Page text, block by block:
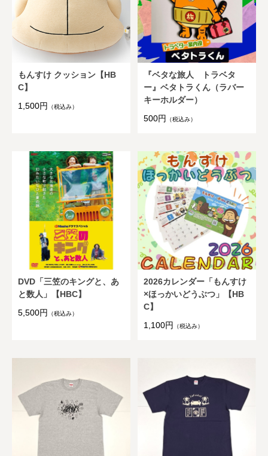
もんすけ クッション【HB
C】
1,500円
（税込み）
『ベタな旅人 トラベタ
ー』ベタトラくん（ラバー
キーホルダー）
500円
（税込み）
DVD「三笠のキングと、あ
と数人」【HBC】
5,500円 （税込み）
2026カレンダー「もんすけ
×ほっかいどうぶつ」【HB
C】
1,100円
（税込み）